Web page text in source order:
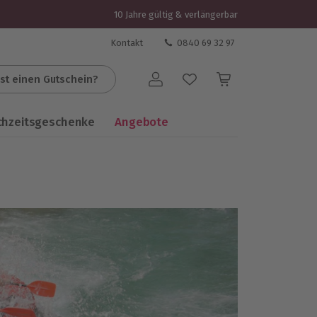
10 Jahre gültig & verlängerbar
Kontakt 0840 69 32 97
einen Gutschein? Benutzerkonto
Angebote